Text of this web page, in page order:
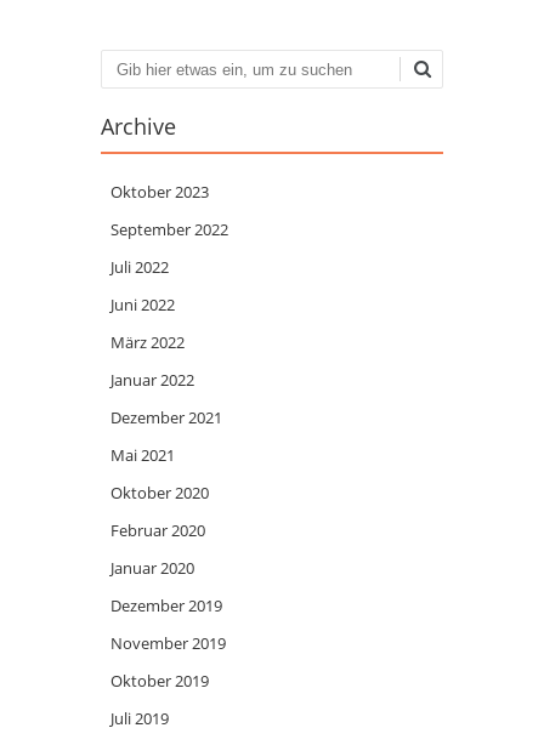
Suchen
Archive
Oktober 2023
September 2022
Juli 2022
Juni 2022
März 2022
Januar 2022
Dezember 2021
Mai 2021
Oktober 2020
Februar 2020
Januar 2020
Dezember 2019
November 2019
Oktober 2019
Juli 2019